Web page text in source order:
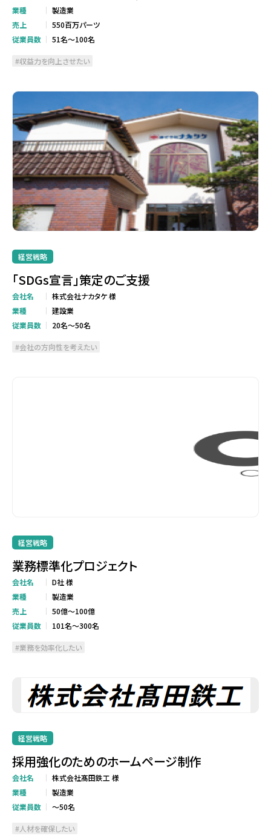
業種
製造業
売上
550百万パーツ
従業員数
51名～100名
収益力を向上させたい
経営戦略
「SDGs宣言」策定のご支援
会社名
株式会社ナカタケ 様
業種
建設業
従業員数
20名～50名
会社の方向性を考えたい
経営戦略
業務標準化プロジェクト
会社名
D社 様
業種
製造業
売上
50億～100億
従業員数
101名～300名
業務を効率化したい
経営戦略
採用強化のためのホームページ制作
会社名
株式会社髙田鉄工 様
業種
製造業
従業員数
～50名
人材を確保したい